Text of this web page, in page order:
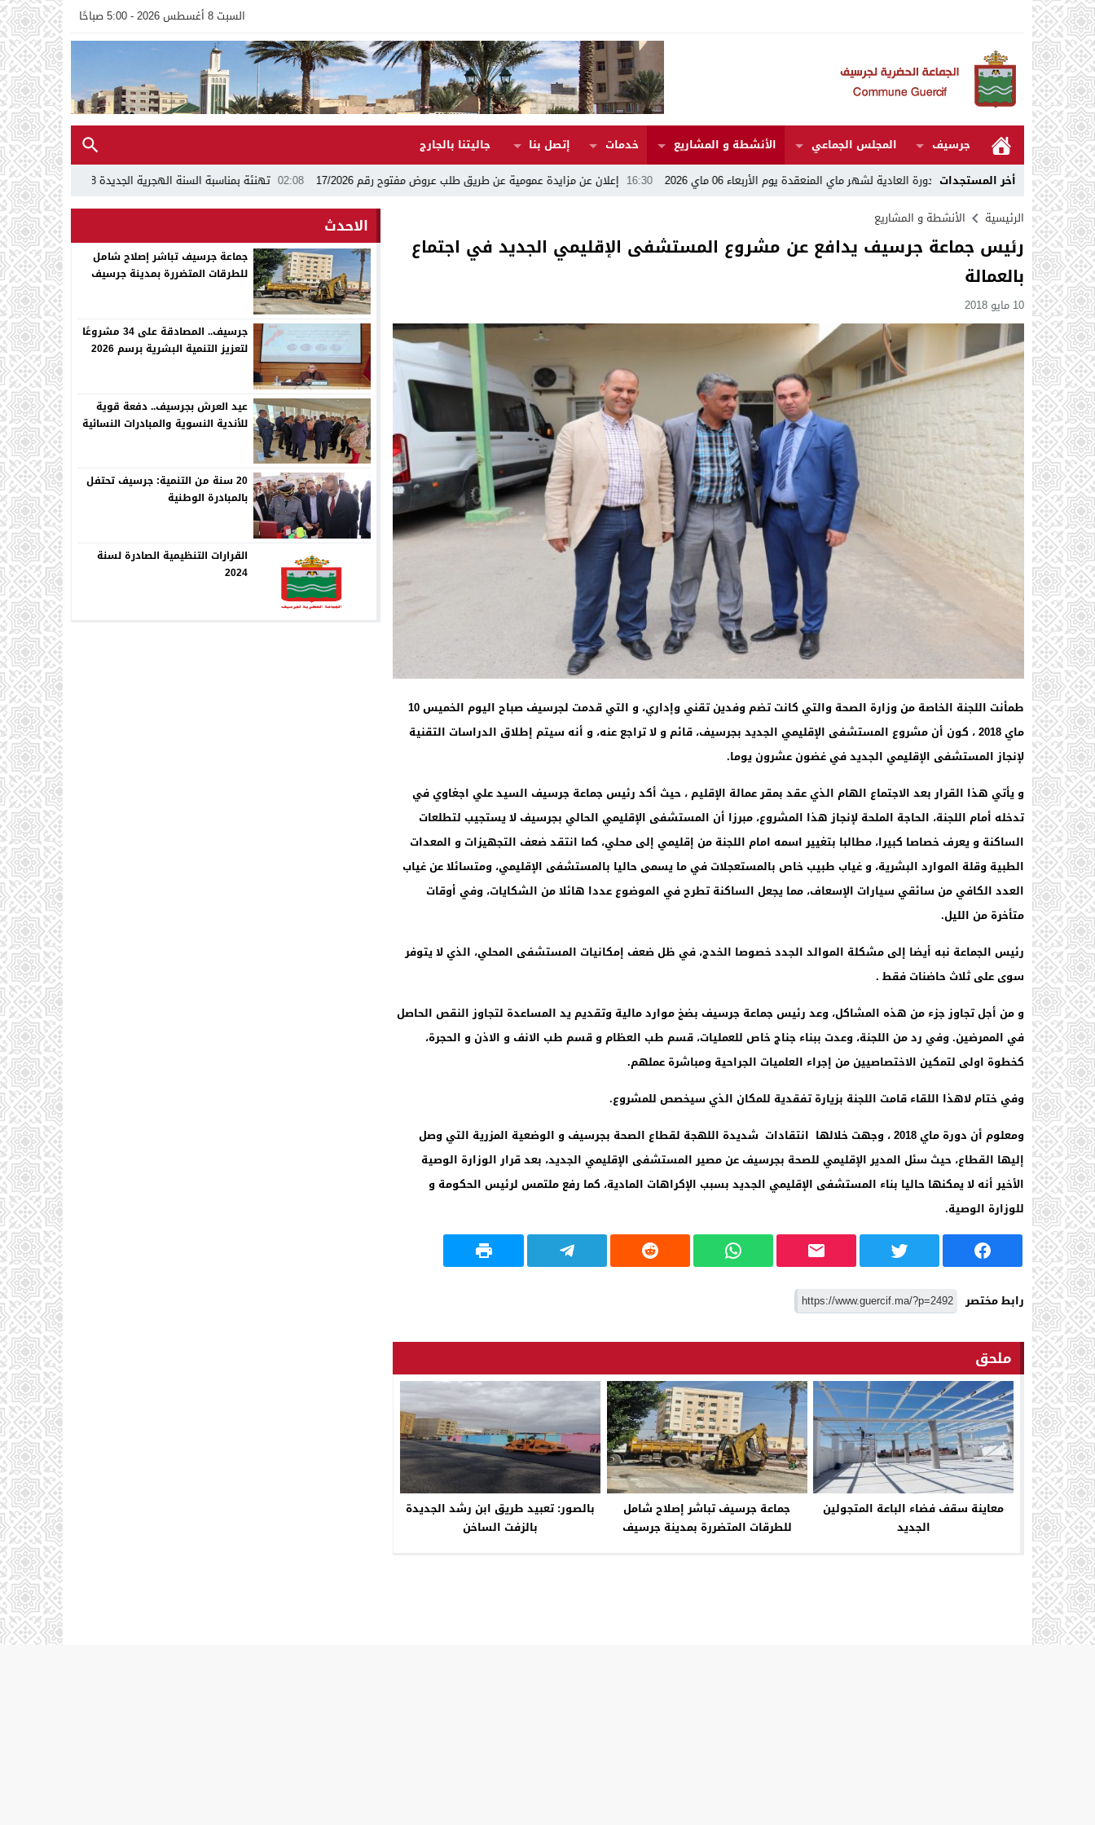
السبت 8 أغسطس 2026 - 5:00 صباحًا
جرسيف المجلس الجماعي الأنشطة و المشاريع خدمات إتصل بنا
جاليتنا بالجارج
أخر المستجدات
14:07 مقررات الدورة العادية لشهر ماي المنعقدة يوم الأربعاء 06 ماي 2026 16:30 إعلان عن مزايدة عمومية عن طريق طلب عروض مفتوح رقم 17/2026 02:08 تهنئة بمناسبة السنة الهجرية الجديدة 1448ه 13:24
اجتماع بجماعة
الرئيسية
الأنشطة و المشاريع
رئيس جماعة جرسيف يدافع عن مشروع المستشفى الإقليمي الجديد في اجتماع
بالعمالة
10 مايو 2018
طمأنت اللجنة الخاصة من وزارة الصحة والتي كانت تضم وفدين تقني وإداري، و التي قدمت لجرسيف صباح اليوم الخميس 10
ماي 2018 ، كون أن مشروع المستشفى الإقليمي الجديد بجرسيف، قائم و لا تراجع عنه، و أنه سيتم إطلاق الدراسات التقنية
لإنجاز المستشفى الإقليمي الجديد في غضون عشرون يوما.
و يأتي هذا القرار بعد الاجتماع الهام الذي عقد بمقر عمالة الإقليم ، حيث أكد رئيس جماعة جرسيف السيد علي اجغاوي في
تدخله أمام اللجنة، الحاجة الملحة لإنجاز هذا المشروع، مبرزا أن المستشفى الإقليمي الحالي بجرسيف لا يستجيب لتطلعات
الساكنة و يعرف خصاصا كبيرا، مطالبا بتغيير اسمه امام اللجنة من إقليمي إلى محلي، كما انتقد ضعف التجهيزات و المعدات
الطبية وقلة الموارد البشرية، و غياب طبيب خاص بالمستعجلات في ما يسمى حاليا بالمستشفى الإقليمي، ومتسائلا عن غياب
العدد الكافي من سائقي سيارات الإسعاف، مما يجعل الساكنة تطرح في الموضوع عددا هائلا من الشكايات، وفي أوقات
متأخرة من الليل.
رئيس الجماعة نبه أيضا إلى مشكلة الموالد الجدد خصوصا الخدج، في ظل ضعف إمكانيات المستشفى المحلي، الذي لا يتوفر
سوى على ثلاث حاضنات فقط .
و من أجل تجاوز جزء من هذه المشاكل، وعد رئيس جماعة جرسيف بضخ موارد مالية وتقديم يد المساعدة لتجاوز النقص الحاصل
في الممرضين. وفي رد من اللجنة، وعدت ببناء جناج خاص للعمليات، قسم طب العظام و قسم طب الانف و الاذن و الحجرة،
كخطوة اولى لتمكين الاختصاصيين من إجراء العلميات الجراحية ومباشرة عملهم.
وفي ختام لاهذا اللقاء قامت اللجنة بزيارة تفقدية للمكان الذي سيخصص للمشروع.
ومعلوم أن دورة ماي 2018 ، وجهت خلالها انتقادات شديدة اللهجة لقطاع الصحة بجرسيف و الوضعية المزرية التي وصل
إليها القطاع، حيث سئل المدير الإقليمي للصحة بجرسيف عن مصير المستشفى الإقليمي الجديد، بعد قرار الوزارة الوصية
الأخير أنه لا يمكنها حاليا بناء المستشفى الإقليمي الجديد بسبب الإكراهات المادية، كما رفع ملتمس لرئيس الحكومة و
للوزارة الوصية.
رابط مختصر
ملحق
معاينة سقف فضاء الباعة المتجولين
الجديد
جماعة جرسيف تباشر إصلاح شامل
للطرقات المتضررة بمدينة جرسيف
بالصور: تعبيد طريق ابن رشد الجديدة
بالزفت الساخن
الاحدث
جماعة جرسيف تباشر إصلاح شامل
للطرقات المتضررة بمدينة جرسيف
جرسيف.. المصادقة على 34 مشروعًا
لتعزيز التنمية البشرية برسم 2026
عيد العرش بجرسيف.. دفعة قوية
للأندية النسوية والمبادرات النسائية
20 سنة من التنمية: جرسيف تحتفل
بالمبادرة الوطنية
القرارات التنظيمية الصادرة لسنة
2024